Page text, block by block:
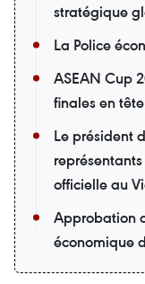
stratégique
La Police
ASEAN Cup
finales en
Le président
officielle au
Approbation
économique